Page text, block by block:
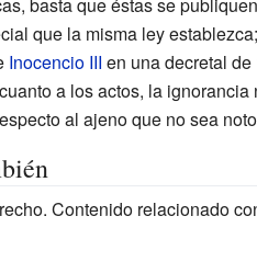
que la misma ley
Inocencio III en una decretal
a los actos, la
al ajeno que no sea
Contenido relacionado